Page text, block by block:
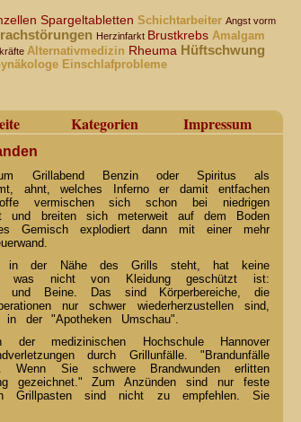
Spargeltabletten Schichtarbeiter Angst vorm
Herzinfarkt Brustkrebs Amalgam
Alternativmedizin Rheuma Hüftschwung
Einschlafprobleme
Kategorien Impressum
Grillabend Benzin oder Spiritus als
ahnt, welches Inferno er damit entfachen
vermischen sich schon bei niedrigen
und breiten sich meterweit auf dem Boden
Gemisch explodiert dann mit einer mehr
in der Nähe des Grills steht, hat keine
was nicht von Kleidung geschützt ist:
und Beine. Das sind Körperbereiche, die
nur schwer wiederherzustellen sind,
der "Apotheken Umschau".
medizinischen Hochschule Hannover
durch Grillunfälle. "Brandunfälle
Wenn Sie schwere Brandwunden erlitten
gezeichnet." Zum Anzünden sind nur feste
Grillpasten sind nicht zu empfehlen. Sie